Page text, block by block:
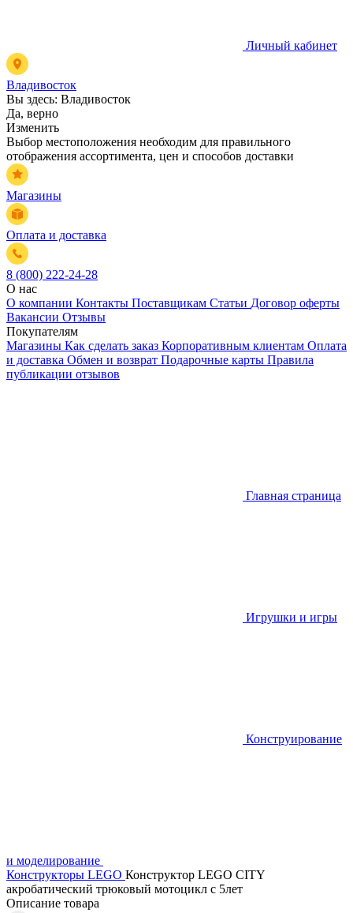
Личный кабинет
Владивосток
Вы здесь: Владивосток
Да, верно
Изменить
Выбор местоположения необходим для правильного
отображения ассортимента, цен и способов доставки
Магазины
Оплата и доставка
8 (800) 222-24-28
О нас
О компании Контакты Поставщикам Статьи Договор оферты
Вакансии Отзывы
Покупателям
Магазины Как сделать заказ Корпоративным клиентам Оплата
и доставка Обмен и возврат Подарочные карты Правила
публикации отзывов
Главная страница
Игрушки и игры
Конструирование
и моделирование
Конструкторы LEGO Конструктор LEGO CITY
акробатический трюковый мотоцикл с 5лет
Описание товара